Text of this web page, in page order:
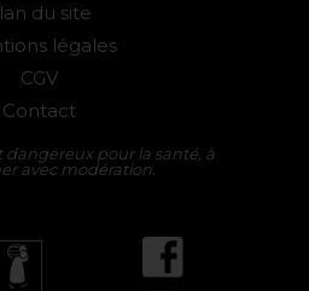
du site
légales
CGV
Contact
dangereux pour la santé, à
avec modération.